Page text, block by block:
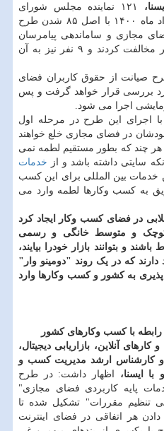
۱۲۱ نماینده مجلس شورای
اسلامی در روز چهارشنبه ۶ مرداد ماه ۱۴۰۰ با اصل ۸۵ شدن طرح
مجازی و ساماندهی پیامرسان
های اجتماعی» موافقت و ۷۴ نفر مخالفت کردند و ۹ نفر نیز به آن
طرح صیانت از حقوق کاربران فضای
بررسی قرار خواهد گرفت و پس
اجرا می شود.
اجرای این طرح در مرحله اول
در فضای مجازی خلع خواهند
چند که بطور مستقیم لطمه نمی
سایتی داشته باشد و از خدمات
خدمات بین المللی برای این کسب
به کسب وکارها لطمه وارد می
در فضای کسب وکار ایجاد کرد
و متوسط خانگی و رسمی
و بتوانند بازار خودرا بیایند،
دارند که در یک روند "دومینو وار"
به کشور و کسب وکارها وارد
رابطه با کسب وکارهای کشور
آنلاین، بازاریابی دیجیتال،
و کارشناس ارشد مدیریت کسب و
ایسنا، اظهار داشت: در طرح
پایه کاربردی فضای مجازی"
تنظیم مقررات" تشکیل شده تا
هر اتفاقی در فضای اینترنت